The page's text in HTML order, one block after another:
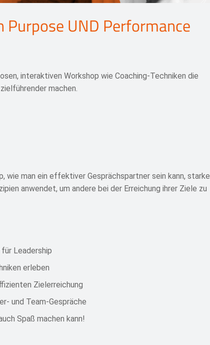
Purpose UND Performance
interaktiven Workshop wie Coaching-Techniken die
machen.
wie man ein effektiver Gesprächspartner sein kann, starke
anwendet, um andere bei der Erreichung ihrer Ziele zu
Leadership
erleben
Zielerreichung
und Team-Gespräche
Spaß machen kann!